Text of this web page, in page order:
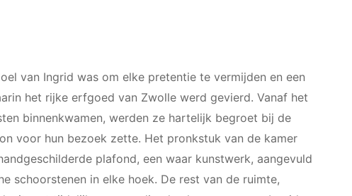
van Ingrid was om elke pretentie te vermijden en een
het rijke erfgoed van Zwolle werd gevierd. Vanaf het
binnenkwamen, werden ze hartelijk begroet bij de
voor hun bezoek zette. Het pronkstuk van de kamer
plafond, een waar kunstwerk, aangevuld
schoorstenen in elke hoek. De rest van de ruimte,